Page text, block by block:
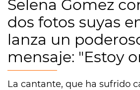
Selena Gomez
dos fotos suyas
lanza un
mensaje: "Estoy
La cantante, que ha sufrido